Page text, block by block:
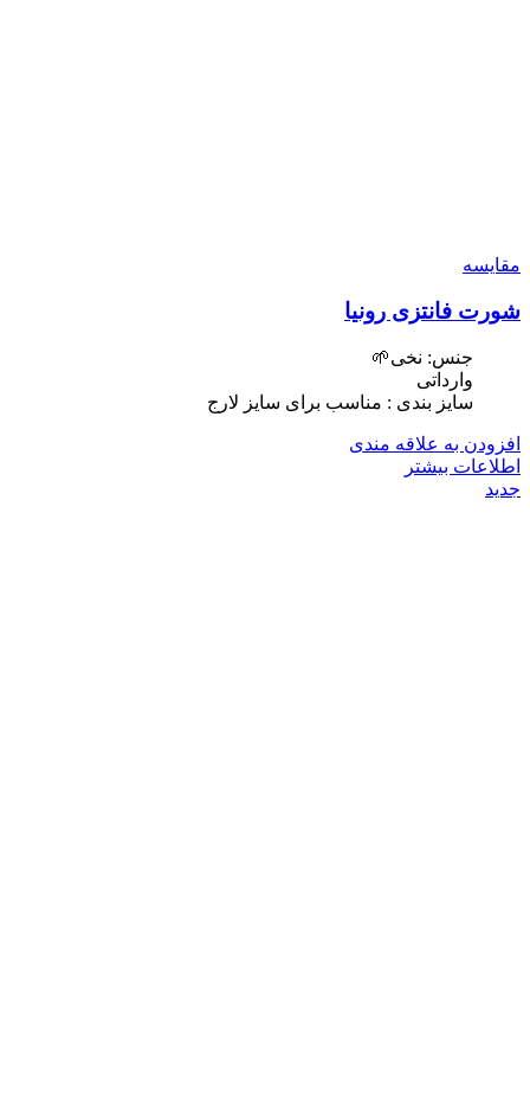
مقایسه
شورت فانتزی رونیا
جنس: نخی🌱
وارداتی
سایز بندی : مناسب برای سایز لارج
افزودن به علاقه مندی
اطلاعات بیشتر
جدید